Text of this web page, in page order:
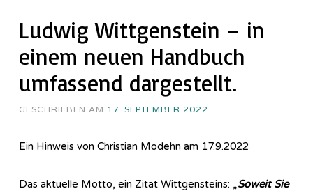
Ludwig Wittgenstein – in
einem neuen Handbuch
umfassend dargestellt.
GESCHRIEBEN AM 17. SEPTEMBER 2022
Ein Hinweis von Christian Modehn am 17.9.2022
Das aktuelle Motto, ein Zitat Wittgensteins: „Soweit Sie